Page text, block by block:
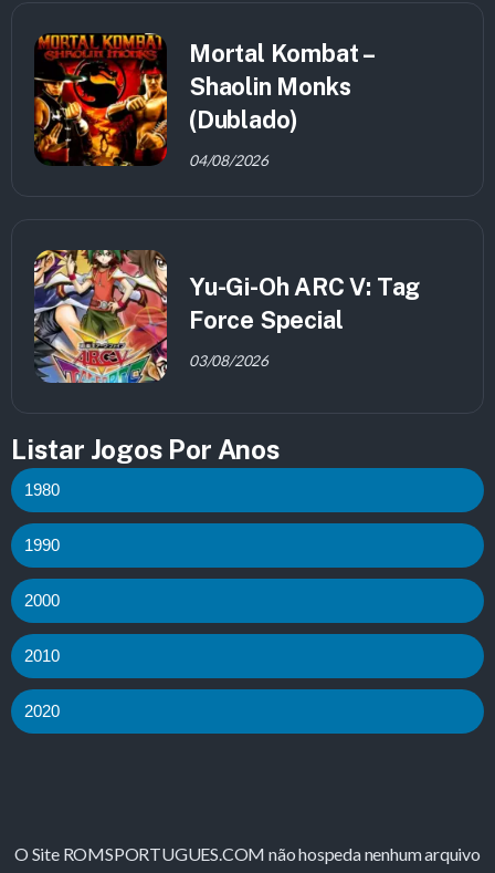
Mortal Kombat –
Shaolin Monks
(Dublado)
04/08/2026
Yu-Gi-Oh ARC V: Tag
Force Special
03/08/2026
Listar Jogos Por Anos
1980
1990
2000
2010
2020
O Site ROMSPORTUGUES.COM não hospeda nenhum arquivo